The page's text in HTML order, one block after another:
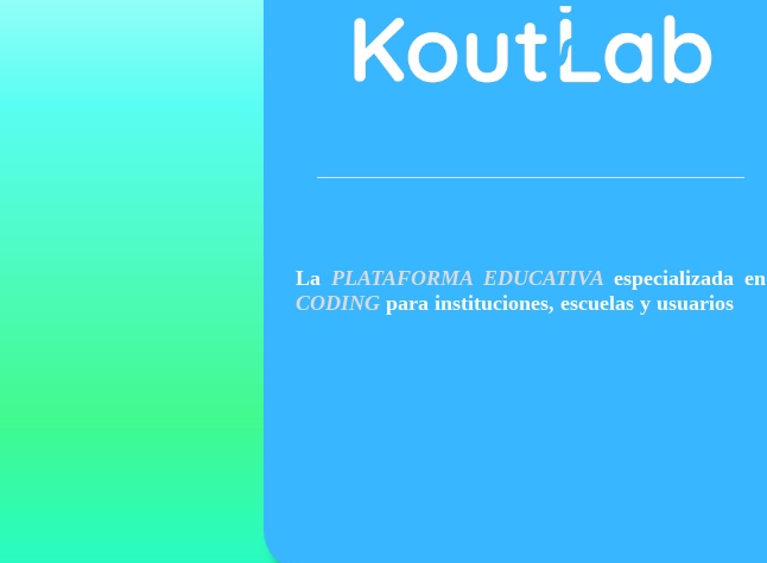
La PLATAFORMA EDUCATIVA especializada en
CODING para instituciones, escuelas y usuarios